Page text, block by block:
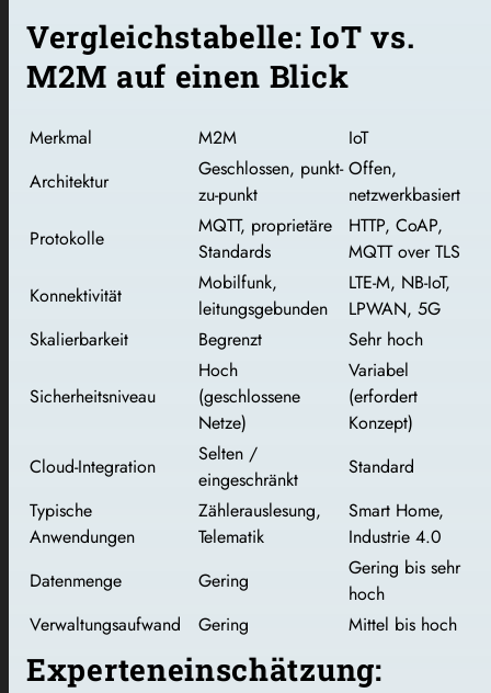
Vergleichstabelle: IoT vs.
M2M auf einen Blick
Merkmal M2M
IoT
Architektur
Geschlossen, punkt-
zu-punkt
Offen,
netzwerkbasiert
Protokolle
MQTT, proprietäre
Standards
HTTP, CoAP,
MQTT over TLS
Konnektivität
Mobilfunk,
leitungsgebunden
LTE-M, NB-IoT,
LPWAN, 5G
Skalierbarkeit
Begrenzt Sehr hoch
Sicherheitsniveau
Hoch
(geschlossene
Netze)
Variabel
(erfordert
Konzept)
Cloud-Integration
Selten /
eingeschränkt
Standard
Typische
Anwendungen
Zählerauslesung,
Telematik
Smart Home,
Industrie 4.0
Datenmenge
Gering
Gering bis sehr
hoch
Verwaltungsaufwand
Gering Mittel bis hoch
Experteneinschätzung: